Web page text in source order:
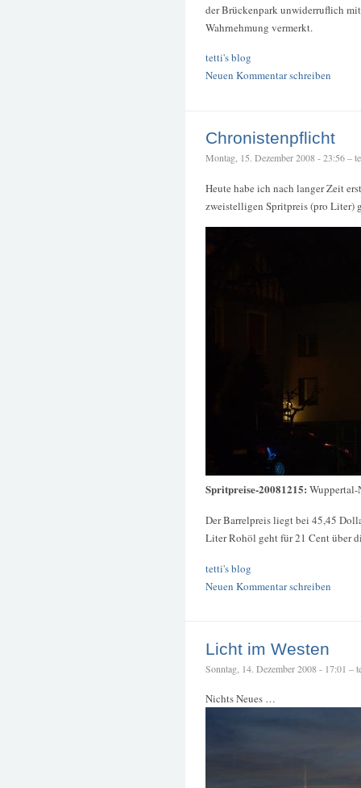
der Brückenpark unwiderruflich
Wahrnehmung vermerkt.
tetti's blog
Neuen Kommentar schreiben
Chronistenpflicht
Montag, 15. Dezember 2008 - 23:56 –
Heute habe ich nach langer Zeit
zweistelligen Spritpreis (pro Liter)
Spritpreise-20081215: Wuppertal-
Der Barrelpreis liegt bei 45,45
Liter Rohöl geht für 21 Cent über
tetti's blog
Neuen Kommentar schreiben
Licht im Westen
Sonntag, 14. Dezember 2008 - 17:01 –
Nichts Neues …